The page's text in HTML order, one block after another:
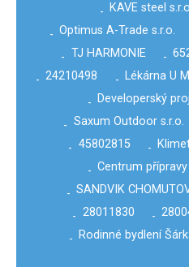
- KAVE steel
- Optimus A-Trade s.r.o.
- TJ HARMONIE -
- 24210498 - Lékárna U
- Developerský
- Saxum Outdoor s.r.o.
- 45802815 -
- Centrum
- SANDVIK
- 28011830 -
- Rodinné bydlení